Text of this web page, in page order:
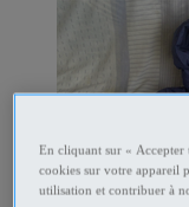
En cliquant sur « Accepter
cookies sur votre appareil
utilisation et contribuer à